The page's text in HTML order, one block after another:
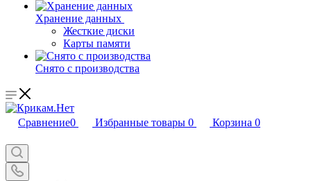
Хранение данных
Жесткие диски
Карты памяти
Снято с производства
Сравнение0 Избранные товары 0 Корзина 0